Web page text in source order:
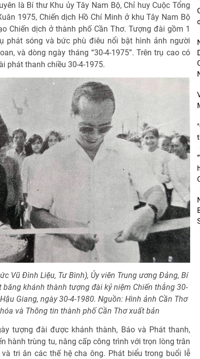
là Bí thư Khu ủy Tây Nam Bộ, Chỉ huy Cuộc Tổng
1975, Chiến dịch Hồ Chí Minh ở khu Tây Nam Bộ
Chiến dịch ở thành phố Cần Thơ. Tượng đài gồm 1
phát sóng và bức phù điêu nổi bật hình ảnh người
và dòng ngày tháng “30-4-1975”. Trên trụ cao có
phát thanh chiều 30-4-1975.
Vũ Đình Liệu, Tư Bình), Ủy viên Trung ương Đảng, Bí
băng khánh thành tượng đài kỷ niệm Chiến thắng 30-
Giang, ngày 30-4-1980. Nguồn: Hình ảnh Cần Thơ
và Thông tin thành phố Cần Thơ xuất bản
tượng đài được khánh thành, Báo và Phát thanh,
hành trùng tu, nâng cấp công trình với trọn lòng trân
tri ân các thế hệ cha ông. Phát biểu trong buổi lễ